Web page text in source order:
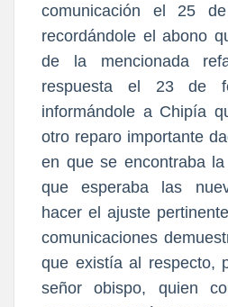
comunicación el 25
recordándole el abono
de la mencionada
respuesta el 23 de
informándole a Chipía
otro reparo importante
en que se encontraba
que esperaba las
hacer el ajuste
comunicaciones
que existía al respecto,
señor obispo, quien